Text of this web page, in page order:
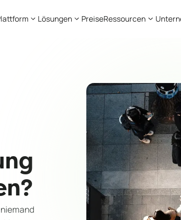
Lösungen PreiseRessourcen